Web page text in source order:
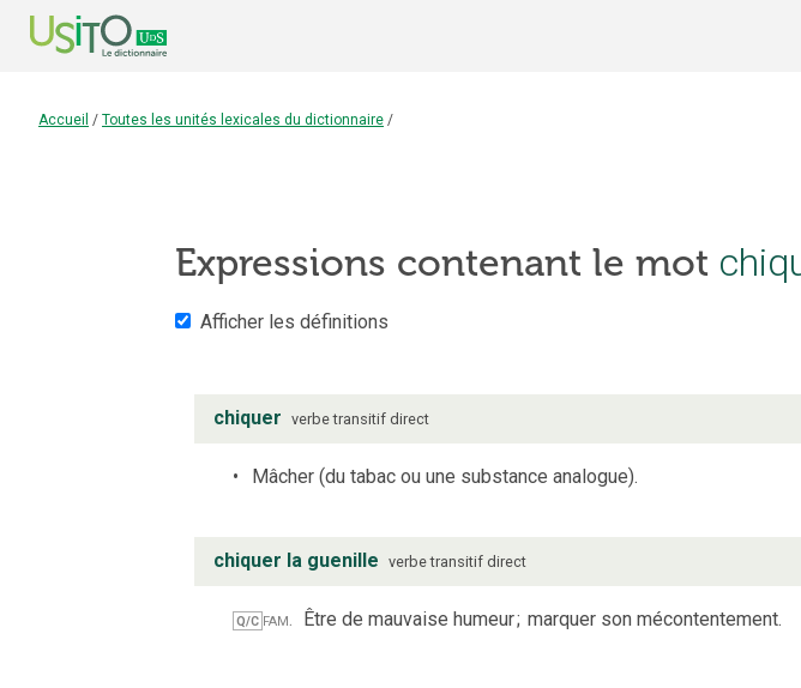
Accueil / Toutes les unités lexicales du dictionnaire /
Expressions contenant le mot
Afficher les définitions
chiquer verbe transitif direct
Mâcher (du tabac ou une substance analogue).
chiquer la guenille verbe transitif direct
Q/C fam. Être de mauvaise humeur; marquer son mécontentement.